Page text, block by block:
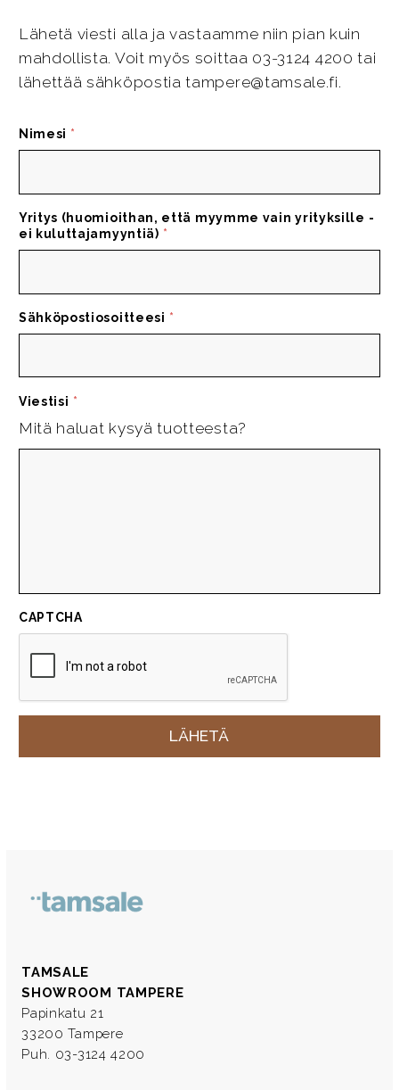
Lähetä viesti alla ja vastaamme niin pian kuin
mahdollista. Voit myös soittaa 03-3124 4200 tai
lähettää sähköpostia tampere@tamsale.fi.
Nimesi *
Yritys (huomioithan, että myymme vain yrityksille -
ei kuluttajamyyntiä) *
Sähköpostiosoitteesi *
Viestisi *
Mitä haluat kysyä tuotteesta?
CAPTCHA
TAMSALE
SHOWROOM TAMPERE
Papinkatu 21
33200 Tampere
Puh. 03-3124 4200